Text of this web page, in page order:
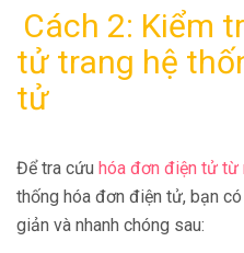
Cách 2: Kiểm
tử trang hệ
tử
Để tra cứu hóa đơn điện tử từ
thống hóa đơn điện tử, bạn
giản và nhanh chóng sau: